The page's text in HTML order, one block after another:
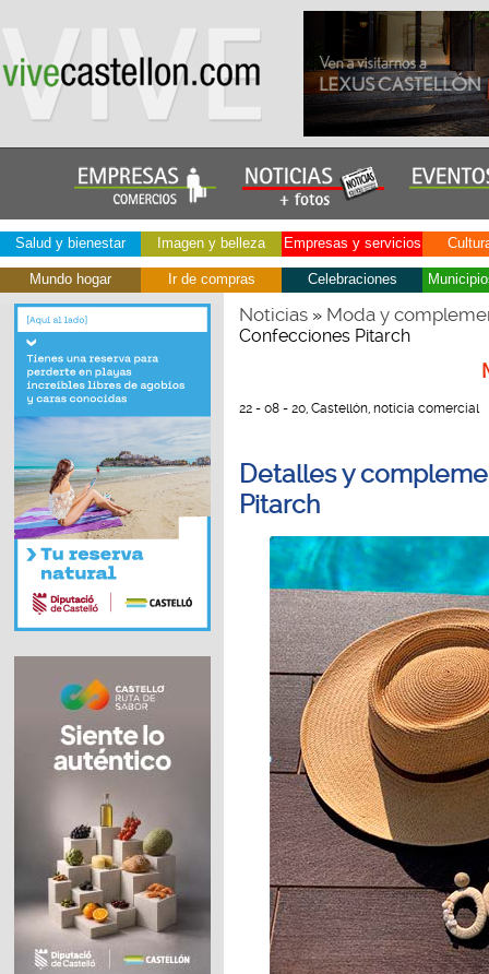
Salud y bienestar Imagen y belleza Empresas y servicios
Mundo hogar Ir de compras Celebraciones
Noticias» Moda y
Confecciones Pitarch
22 - 08 - 20, Castellón, noticia comercial
Detalles y
Pitarch